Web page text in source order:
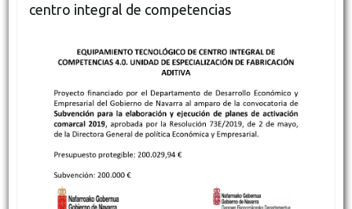
centro integral de competencias